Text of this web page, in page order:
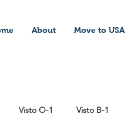
About Move to USA
Visto O-1 Visto B-1